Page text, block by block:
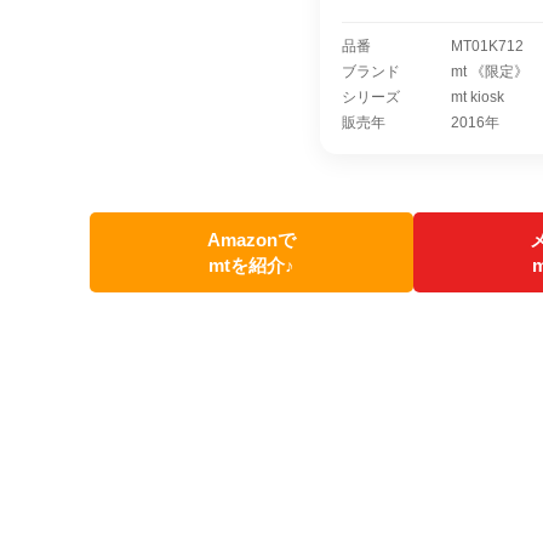
品番
MT01K712
ブランド
mt 《限定》
シリーズ
mt kiosk
販売年
2016年
Amazonで
mtを紹介♪